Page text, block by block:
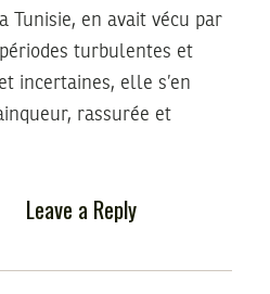
Tunisie, en avait vécu par
turbulentes et
incertaines, elle s’en
rassurée et
Leave a Reply